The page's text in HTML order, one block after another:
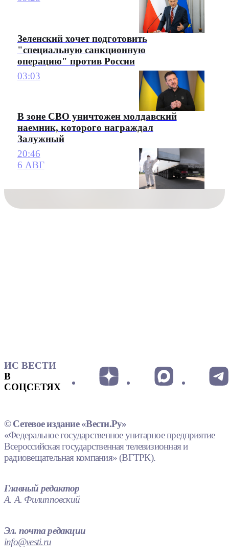
Зеленский хочет подготовить
"специальную санкционную
операцию" против России
03:03
В зоне СВО уничтожен молдавский
наемник, которого награждал
Залужный
20:46
6 АВГ
ИС ВЕСТИ
В
СОЦСЕТЯХ
© Сетевое издание «Вести.Ру»
«Федеральное государственное унитарное предприятие
Всероссийская государственная телевизионная и
радиовещательная компания» (ВГТРК).
Главный редактор
А. А. Филипповский
Эл. почта редакции
info@vesti.ru